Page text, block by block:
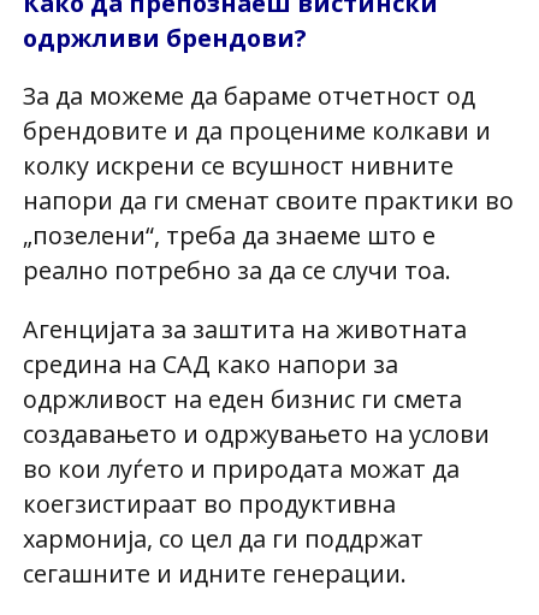
одржливи брендови?
За да можеме да бараме отчетност од
брендовите и да процениме колкави и
колку искрени се всушност нивните
напори да ги сменат своите практики во
„позелени“, треба да знаеме што е
реално потребно за да се случи тоа.
Агенцијата за заштита на животната
средина на САД како напори за
одржливост на еден бизнис ги смета
создавањето и одржувањето на услови
во кои луѓето и природата можат да
коегзистираат во продуктивна
хармонија, со цел да ги поддржат
сегашните и идните генерации.